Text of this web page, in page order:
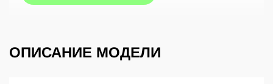
ОПИСАНИЕ МОДЕЛИ